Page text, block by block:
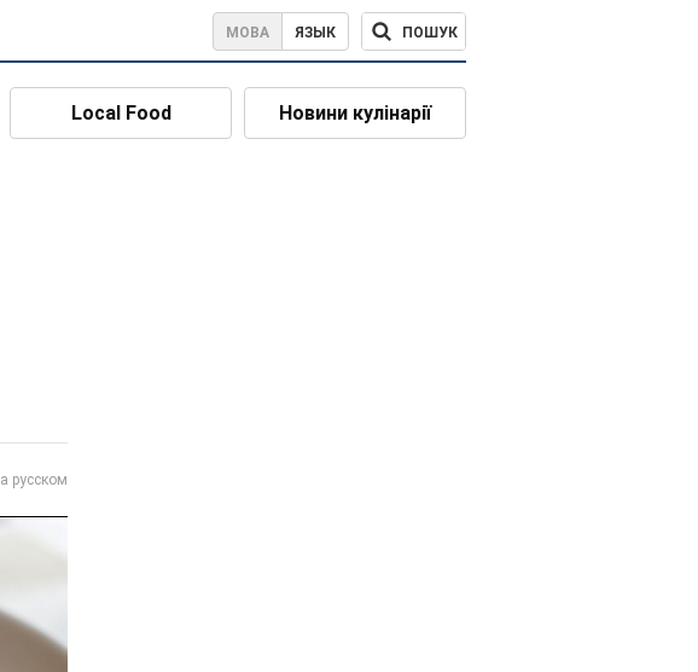
МОВА ЯЗЫК ПОШУК
Local Food Новини кулінарії
русском